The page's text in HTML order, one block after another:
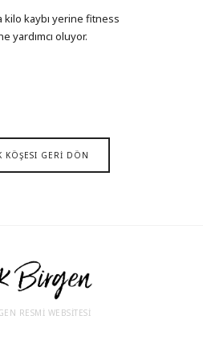
kaybı yerine fitness
yardımcı oluyor.
KÖŞESI GERİ DÖN
RESMİ WEBSİTESİ